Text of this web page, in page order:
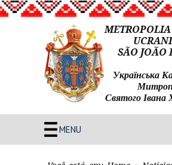
SÃO JOÃO
Українська
Святого Івана
MENU